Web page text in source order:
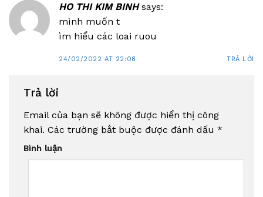
HO THI KIM BINH says:
mình muốn t
ìm hiểu các loai ruou
24/02/2022 AT 22:08 TRẢ LỜI
Trả lời
Email của bạn sẽ không được hiển thị công
khai. Các trường bắt buộc được đánh dấu *
Bình luận